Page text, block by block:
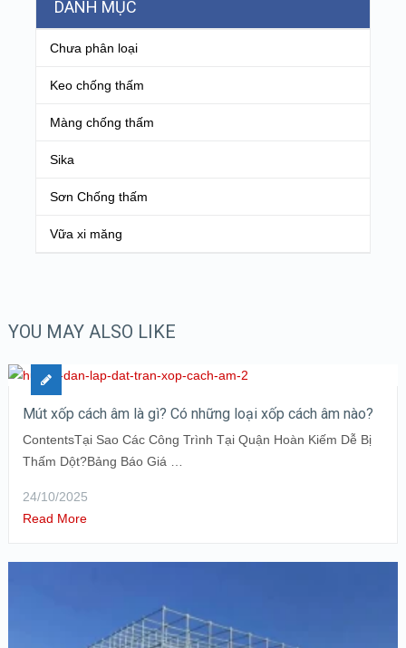
DANH MỤC
Chưa phân loại
Keo chống thấm
Màng chống thấm
Sika
Sơn Chống thấm
Vữa xi măng
YOU MAY ALSO LIKE
Mút xốp cách âm là gì? Có những loại xốp cách âm nào?
ContentsTại Sao Các Công Trình Tại Quận Hoàn Kiếm Dễ Bị
Thấm Dột?Bảng Báo Giá …
24/10/2025
Read More